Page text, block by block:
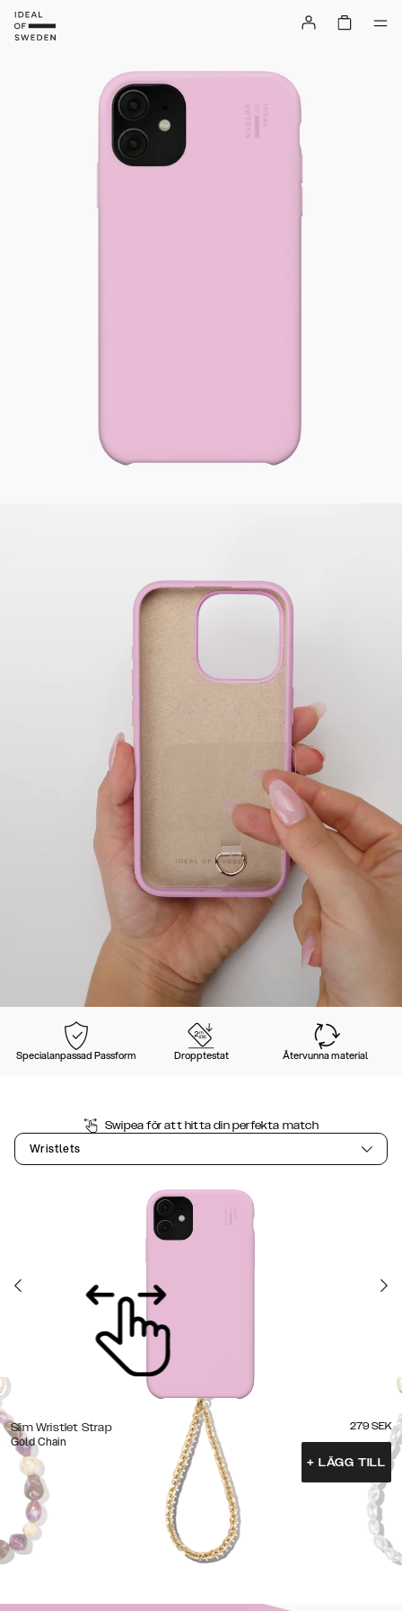
Specialanpassad Passform Dropptestat Återvunna material
Swipea för att hitta din perfekta match
Wristlets
Slim Wristlet Strap
Gold Chain
279 SEK
+ LÄGG TILL